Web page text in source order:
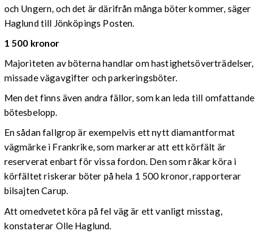
och Ungern, och det är därifrån många böter kommer, säger
Haglund till Jönköpings Posten.
1 500 kronor
Majoriteten av böterna handlar om hastighetsöverträdelser,
missade vägavgifter och parkeringsböter.
Men det finns även andra fällor, som kan leda till omfattande
bötesbelopp.
En sådan fallgrop är exempelvis ett nytt diamantformat
vägmärke i Frankrike, som markerar att ett körfält är
reserverat enbart för vissa fordon. Den som råkar köra i
körfältet riskerar böter på hela 1 500 kronor, rapporterar
bilsajten Carup.
Att omedvetet köra på fel väg är ett vanligt misstag,
konstaterar Olle Haglund.